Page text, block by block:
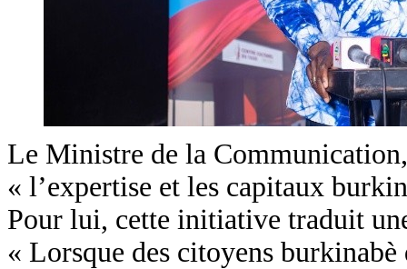
Le Ministre de la
« l’expertise et les capitaux
Pour lui, cette initiative traduit
« Lorsque des citoyens